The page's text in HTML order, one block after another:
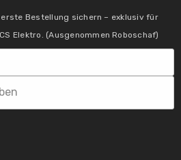
dauerhafte
Bestellung sichern – exklusiv für
Elektro. (Ausgenommen Roboschaf)